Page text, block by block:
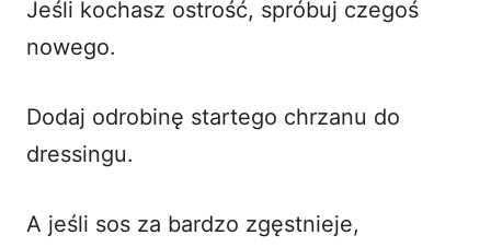
Jeśli kochasz ostrość, spróbuj czegoś
nowego.
Dodaj odrobinę startego chrzanu do
dressingu.
A jeśli sos za bardzo zgęstnieje,